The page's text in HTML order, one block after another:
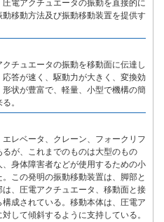
電アクチュエータの振動を直接的に
移動方法及び振動移動装置を提供す
チュエータの振動を移動面に伝達し
答が速く、駆動力が大きく、変換効
状が豊富で、軽量、小型で機構の簡
。
レベータ、クレーン、フォークリフ
が、これまでのものは大型のもの
身体障害者などが使用するための小
この発明の振動移動装置は、脚部と
、圧電アクチュエータ、移動面と接
成されている。移動本体は、圧電ア
して傾斜するように支持している。